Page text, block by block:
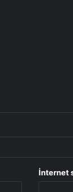
İnternet